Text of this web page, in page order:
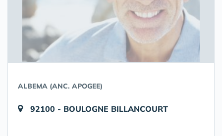
ALBEMA (ANC. APOGEE)
92100 - BOULOGNE BILLANCOURT